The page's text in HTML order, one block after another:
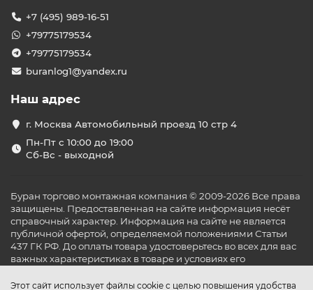
Этот сайт использует файлы cookie с целью повышения удобства
+7 (495) 989-16-51
+79775179534
+79775179534
buranlog1@yandex.ru
Наш адрес
г. Москва Автомобильный проезд 10 стр 4
Пн-Пт с 10:00 до 19:00
Сб-Вс - выходной
Буран торгово монтажная компания © 2009-2026 Все права
защищены. Предоставленная на сайте информация несёт
справочный характер. Информация на сайте не является
публичной офертой, определяемой положениями Статьи
437 ГК РФ. До оплаты товара удостоверьтесь во всех для вас
важных характеристиках в товаре и условиях его